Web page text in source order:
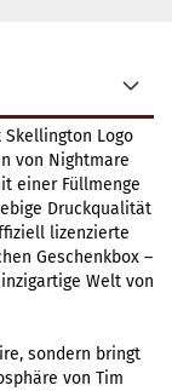
Logo
von Nightmare
einer Füllmenge
Druckqualität
lizenzierte
Geschenkbox –
Welt von
sondern bringt
von Tim